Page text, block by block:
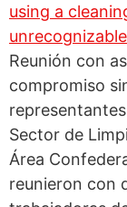
Reunión con
compromiso
Sector de
Área
reunieron con